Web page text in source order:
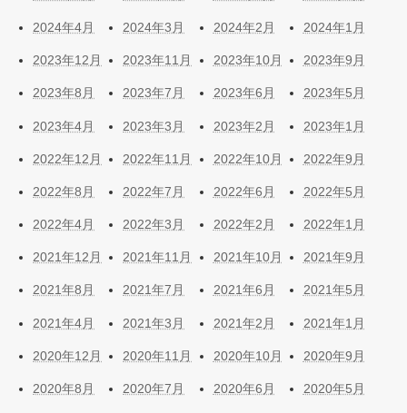
2024年4月 2024年3月 2024年2月 2024年1月
2023年12月 2023年11月 2023年10月 2023年9月
2023年8月 2023年7月 2023年6月 2023年5月
2023年4月 2023年3月 2023年2月 2023年1月
2022年12月 2022年11月 2022年10月 2022年9月
2022年8月 2022年7月 2022年6月 2022年5月
2022年4月 2022年3月 2022年2月 2022年1月
2021年12月 2021年11月 2021年10月 2021年9月
2021年8月 2021年7月 2021年6月 2021年5月
2021年4月 2021年3月 2021年2月 2021年1月
2020年12月 2020年11月 2020年10月 2020年9月
2020年8月 2020年7月 2020年6月 2020年5月